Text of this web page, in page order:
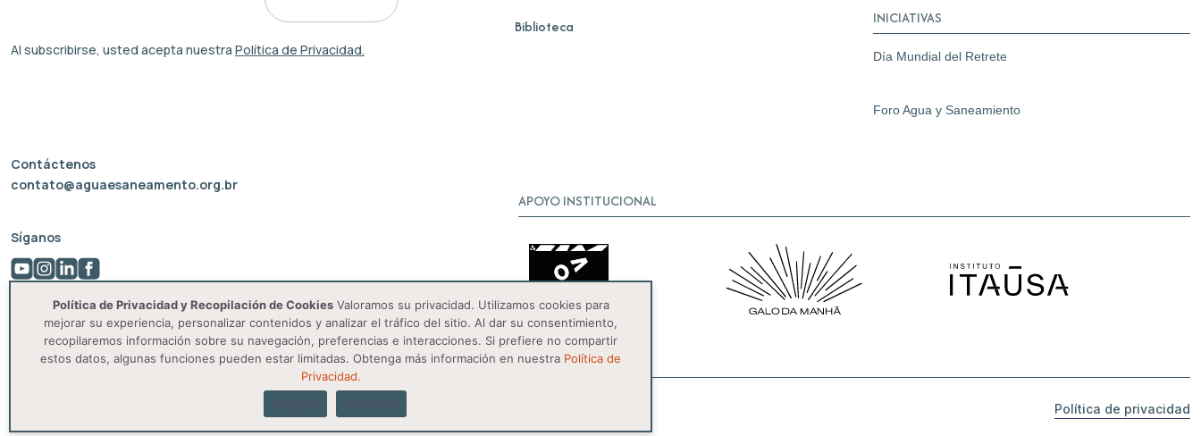
Al subscribirse, usted acepta nuestra Política de Privacidad.
Biblioteca INICIATIVAS
Día Mundial del Retrete
Foro Agua y Saneamiento
Contáctenos
contato@aguaesaneamento.org.br
Síganos
APOYO INSTITUCIONAL
Política de privacidad
Política de Privacidad y Recopilación de CookiesValoramos su privacidad. Utilizamos cookies para
mejorar su experiencia, personalizar contenidos y analizar el tráfico del sitio. Al dar su consentimiento,
recopilaremos información sobre su navegación, preferencias e interacciones. Si prefiere no compartir
estos datos, algunas funciones pueden estar limitadas. Obtenga más información en nuestra Política de
Privacidad.